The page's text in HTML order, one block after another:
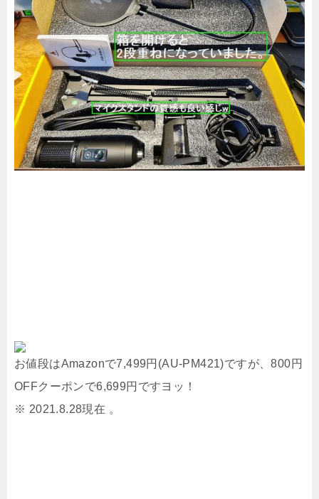
お値段はAmazonで7,499円(AU-PM421)ですが、800円
OFFクーポンで6,699円ですヨッ！
※ 2021.8.28現在 。